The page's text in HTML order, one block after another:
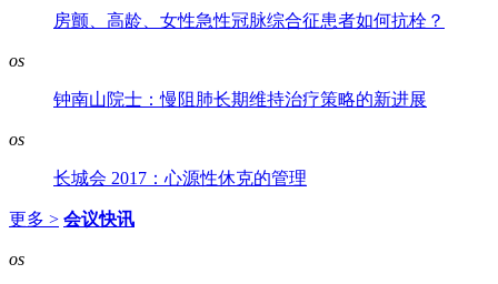
房颤、高龄、女性急性冠脉综合征患者如何抗栓？
os
钟南山院士：慢阻肺长期维持治疗策略的新进展
os
长城会 2017：心源性休克的管理
更多 > 会议快讯
os